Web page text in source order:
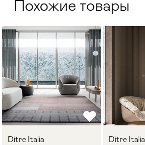
Похожие товары
Ditre Italia
Ditre Italia